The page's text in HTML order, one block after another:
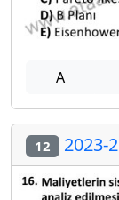
A
12 2023-